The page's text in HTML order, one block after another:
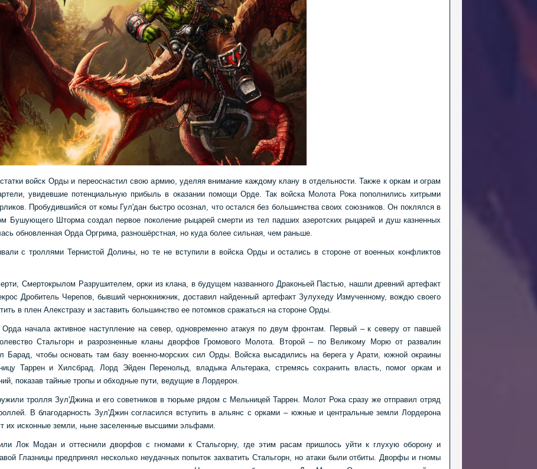
войск Орды и переоснастил свою армию, уделяя внимание каждому клану в отдельности. Также к оркам и ограм
увидевшие потенциальную прибыль в оказании помощи Орде. Так войска Молота Рока пополнились хитрыми
Пробудившийся от комы Гул'дан быстро осознал, что остался без большинства своих союзников. Он поклялся в
Бушующего Шторма создал первое поколение рыцарей смерти из тел падших азеротских рыцарей и душ казненных
обновленная Орда Оргрима, разношёрстная, но куда более сильная, чем раньше.
с троллями Тернистой Долины, но те не вступили в войска Орды и остались в стороне от военных конфликтов
Смертокрылом Разрушителем, орки из клана, в будущем названного Драконьей Пастью, нашли древний артефакт
Дробитель Черепов, бывший чернокнижник, доставил найденный артефакт Зулухеду Измученному, вождю своего
в плен Алекстразу и заставить большинство ее потомков сражаться на стороне Орды.
начала активное наступление на север, одновременно атакуя по двум фронтам. Первый – к северу от павшей
Стальгорн и разрозненные кланы дворфов Громового Молота. Второй – по Великому Морю от развалин
Барад, чтобы основать там базу военно-морских сил Орды. Войска высадились на берега у Арати, южной окраины
Таррен и Хилсбрад. Лорд Эйден Перенольд, владыка Альтерака, стремясь сохранить власть, помог оркам и
показав тайные тропы и обходные пути, ведущие в Лордерон.
тролля Зул'Джина и его советников в тюрьме рядом с Мельницей Таррен. Молот Рока сразу же отправил отряд
В благодарность Зул'Джин согласился вступить в альянс с орками – южные и центральные земли Лордерона
их исконные земли, ныне заселенные высшими эльфами.
Лок Модан и оттеснили дворфов с гномами к Стальгорну, где этим расам пришлось уйти к глухую оборону и
Глазницы предпринял несколько неудачных попыток захватить Стальгорн, но атаки были отбиты. Дворфы и гномы